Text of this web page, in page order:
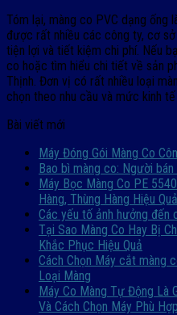
Tóm lại, màng co PVC dạng ống
được rất nhiều các công ty, cơ
tiện lợi và tiết kiệm chi phí. Nếu
co hoặc tìm hiểu chi tiết về sản
Thịnh. Đơn vị có rất nhiều loại
chọn theo nhu cầu và mức kinh tế
Bài viết mới
Máy Đóng Gói Màng Co
Bao bì màng co: Người
Máy Bọc Màng Co PE
Hàng, Thùng Hàng Hiệu Quả
Các yếu tố ảnh hưởng đến
Tại Sao Màng Co Hay Bị
Khắc Phục Hiệu Quả
Cách Chọn Máy cắt màng
Loại Màng
Máy Co Màng Tự Động Là
Và Cách Chọn Máy Phù Hợp